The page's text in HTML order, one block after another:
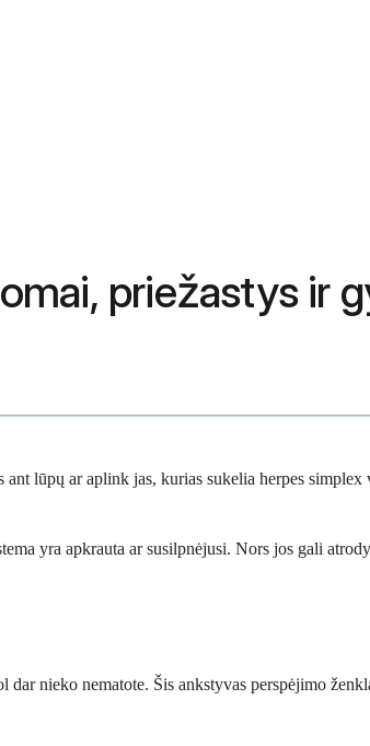
priežastys ir
lūpų ar aplink jas, kurias sukelia herpes
yra apkrauta ar susilpnėjusi. Nors jos gali
nieko nematote. Šis ankstyvas perspėjimo